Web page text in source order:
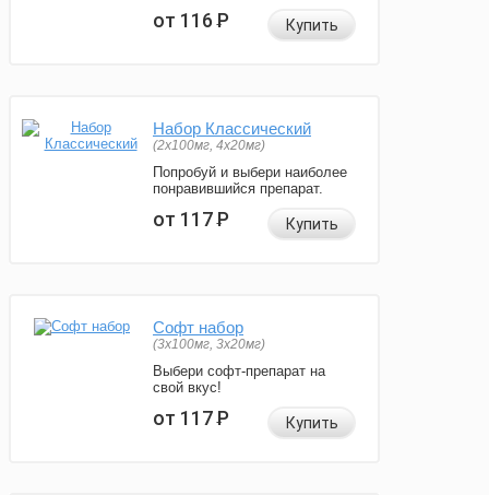
от 116Р Купить
Набор Классический
(2x100мг, 4x20мг)
Попробуй и выбери наиболее
понравившийся препарат.
от 117Р Купить
Софт набор
(3x100мг, 3x20мг)
Выбери софт-препарат на
свой вкус!
от 117Р Купить